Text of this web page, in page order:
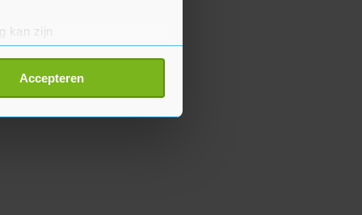
kan zijn
detailgedeelte
Accepteren